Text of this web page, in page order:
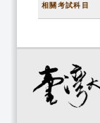
相關考試科目